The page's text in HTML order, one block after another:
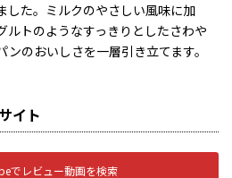
した。ミルクのやさしい風味に加
ルトのようなすっきりとしたさわや
のおいしさを一層引き立てます。
イト
でレビュー動画を検索